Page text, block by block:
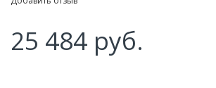
25 484 руб.